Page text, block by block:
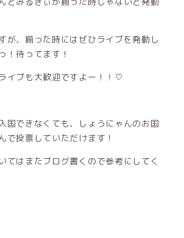
が、揃った時にはぜひライブを発動し
！待ってます！
イブも大歓迎ですよー！！♡
国できなくても、しょうにゃんのお国
で投票していただけます！
てはまたブログ書くので参考にしてく